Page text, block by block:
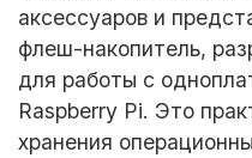
аксессуаров и
флеш-накопитель,
для работы с
Raspberry Pi. Это
хранения